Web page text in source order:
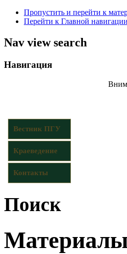
Пропустить и перейти к
Перейти к Главной
Nav view search
Навигация
Вестник ПГУ
Краеведение
Контакты
Поиск